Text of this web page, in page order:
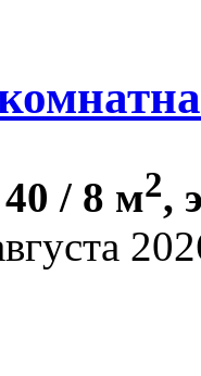
/ 8 м2,